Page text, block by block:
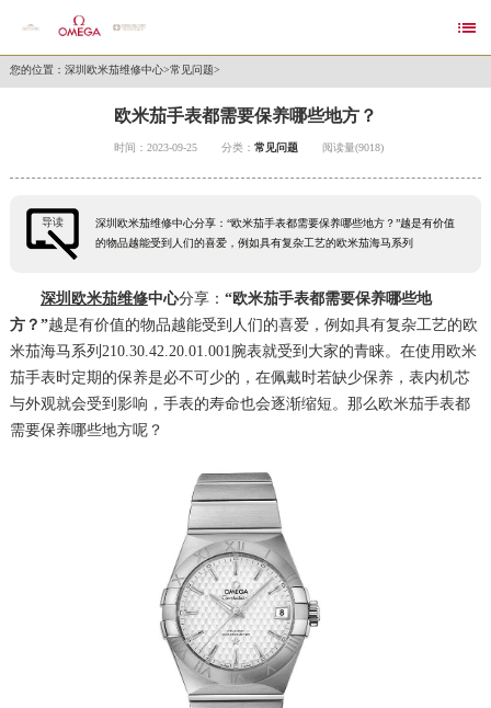

您的位置： 深圳欧米茄维修中心>常见问题>
欧米茄手表都需要保养哪些地方？
时间：2023-09-25 分类： 常见问题 阅读量(9018)
导读
深圳欧米茄维修中心分享：“欧米茄手表都需要保养哪些地方？”越是有价值
的物品越能受到人们的喜爱，例如具有复杂工艺的欧米茄海马系列
深圳欧米茄维修中心分享： “欧米茄手表都需要保养哪些地
方？”越是有价值的物品越能受到人们的喜爱，例如具有复杂工艺的欧
米茄海马系列210.30.42.20.01.001腕表就受到大家的青睐。在使用欧米
茄手表时定期的保养是必不可少的，在佩戴时若缺少保养，表内机芯
与外观就会受到影响，手表的寿命也会逐渐缩短。那么欧米茄手表都
需要保养哪些地方呢？